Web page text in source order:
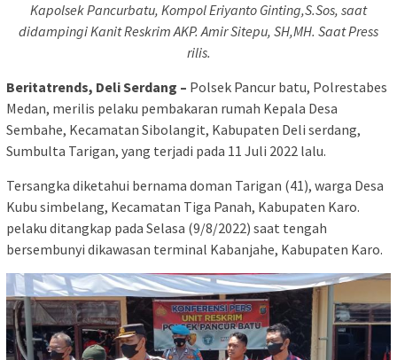
Kapolsek Pancurbatu, Kompol Eriyanto Ginting,S.Sos, saat
didampingi Kanit Reskrim AKP. Amir Sitepu, SH,MH. Saat Press
rilis.
Beritatrends, Deli Serdang – Polsek Pancur batu, Polrestabes
Medan, merilis pelaku pembakaran rumah Kepala Desa
Sembahe, Kecamatan Sibolangit, Kabupaten Deli serdang,
Sumbulta Tarigan, yang terjadi pada 11 Juli 2022 lalu.
Tersangka diketahui bernama doman Tarigan (41), warga Desa
Kubu simbelang, Kecamatan Tiga Panah, Kabupaten Karo.
pelaku ditangkap pada Selasa (9/8/2022) saat tengah
bersembunyi dikawasan terminal Kabanjahe, Kabupaten Karo.